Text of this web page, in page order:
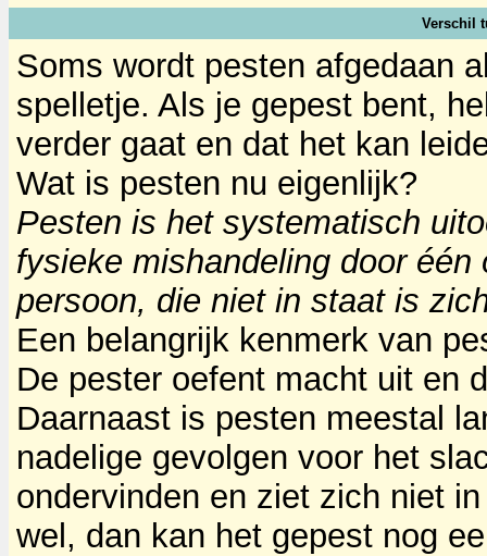
Verschil
Soms wordt pesten afgedaan
spelletje. Als je gepest bent,
verder gaat en dat het kan
Wat is pesten nu eigenlijk?
Pesten is het systematisch
fysieke mishandeling door
persoon, die niet in staat is
Een belangrijk kenmerk van
De pester oefent macht uit en
Daarnaast is pesten meestal
nadelige gevolgen voor het
ondervinden en ziet zich niet
wel, dan kan het gepest nog